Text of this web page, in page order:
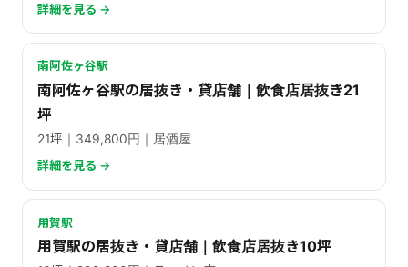
詳細を見る →
南阿佐ヶ谷駅
南阿佐ヶ谷駅の居抜き・貸店舗｜飲食店居抜き21
坪
21坪｜349,800円｜居酒屋
詳細を見る →
用賀駅
用賀駅の居抜き・貸店舗｜飲食店居抜き10坪